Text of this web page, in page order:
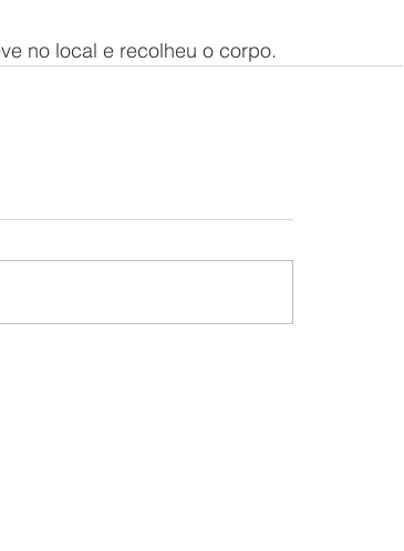
no local e recolheu o corpo.